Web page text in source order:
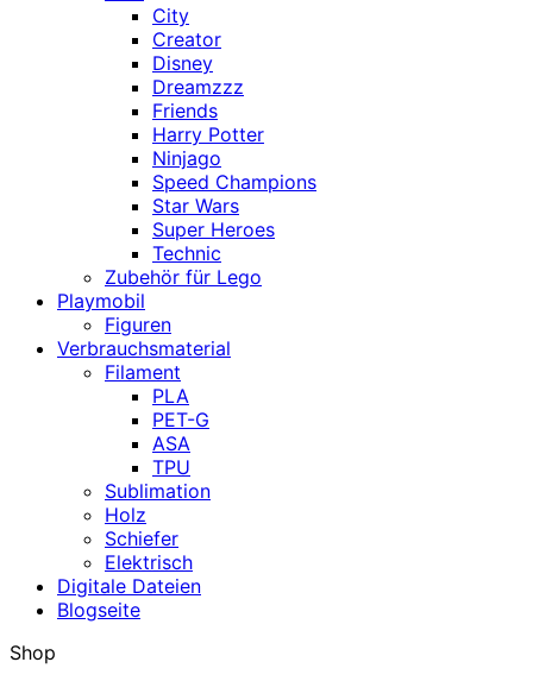
City
Creator
Disney
Dreamzzz
Friends
Harry Potter
Ninjago
Speed Champions
Star Wars
Super Heroes
Technic
Zubehör für Lego
Playmobil
Figuren
Verbrauchsmaterial
Filament
PLA
PET-G
ASA
TPU
Sublimation
Holz
Schiefer
Elektrisch
Digitale Dateien
Blogseite
Shop